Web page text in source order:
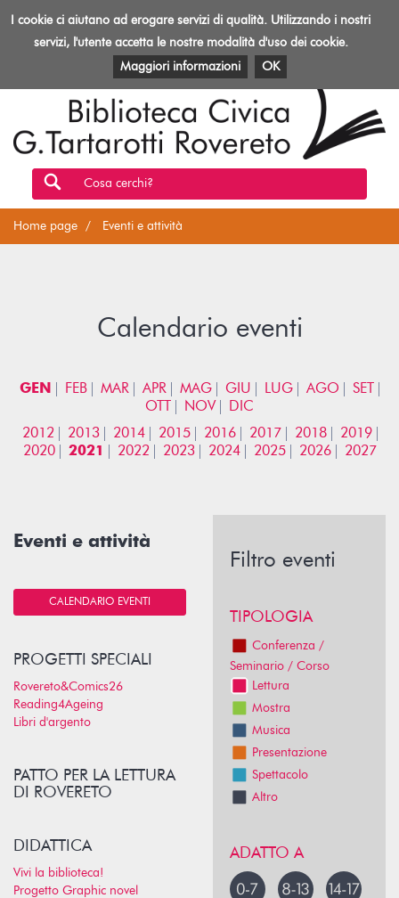
Toggle
Biblioteca
Rovereto
EVENTI E ATTIVITÀ PATRIMONIO E RISORSE
Cosa cerchi?
Home page Eventi e attività
Calendario eventi
GEN FEB MAR APR MAG GIU LUG AGO
SET
OTT
NOV
DIC
2012
2013 2014 2015 2016 2017 2018
2019
2020
2021 2022 2023 2024 2025 2026 2027
Eventi e attività
CALENDARIO EVENTI
PROGETTI SPECIALI
Rovereto&Comics26
Reading4Ageing
Libri d'argento
PATTO PER LA LETTURA
DI ROVERETO
DIDATTICA
Vivi la biblioteca!
Progetto Graphic novel
Filtro eventi
TIPOLOGIA
Conferenza /
Seminario / Corso
Lettura
Mostra
Musica
Presentazione
Spettacolo
Altro
ADATTO A
I cookie ci aiutano ad erogare servizi di qualità. Utilizzando i nostri
servizi, l'utente accetta le nostre modalità d'uso dei cookie.
Maggiori informazioni
OK